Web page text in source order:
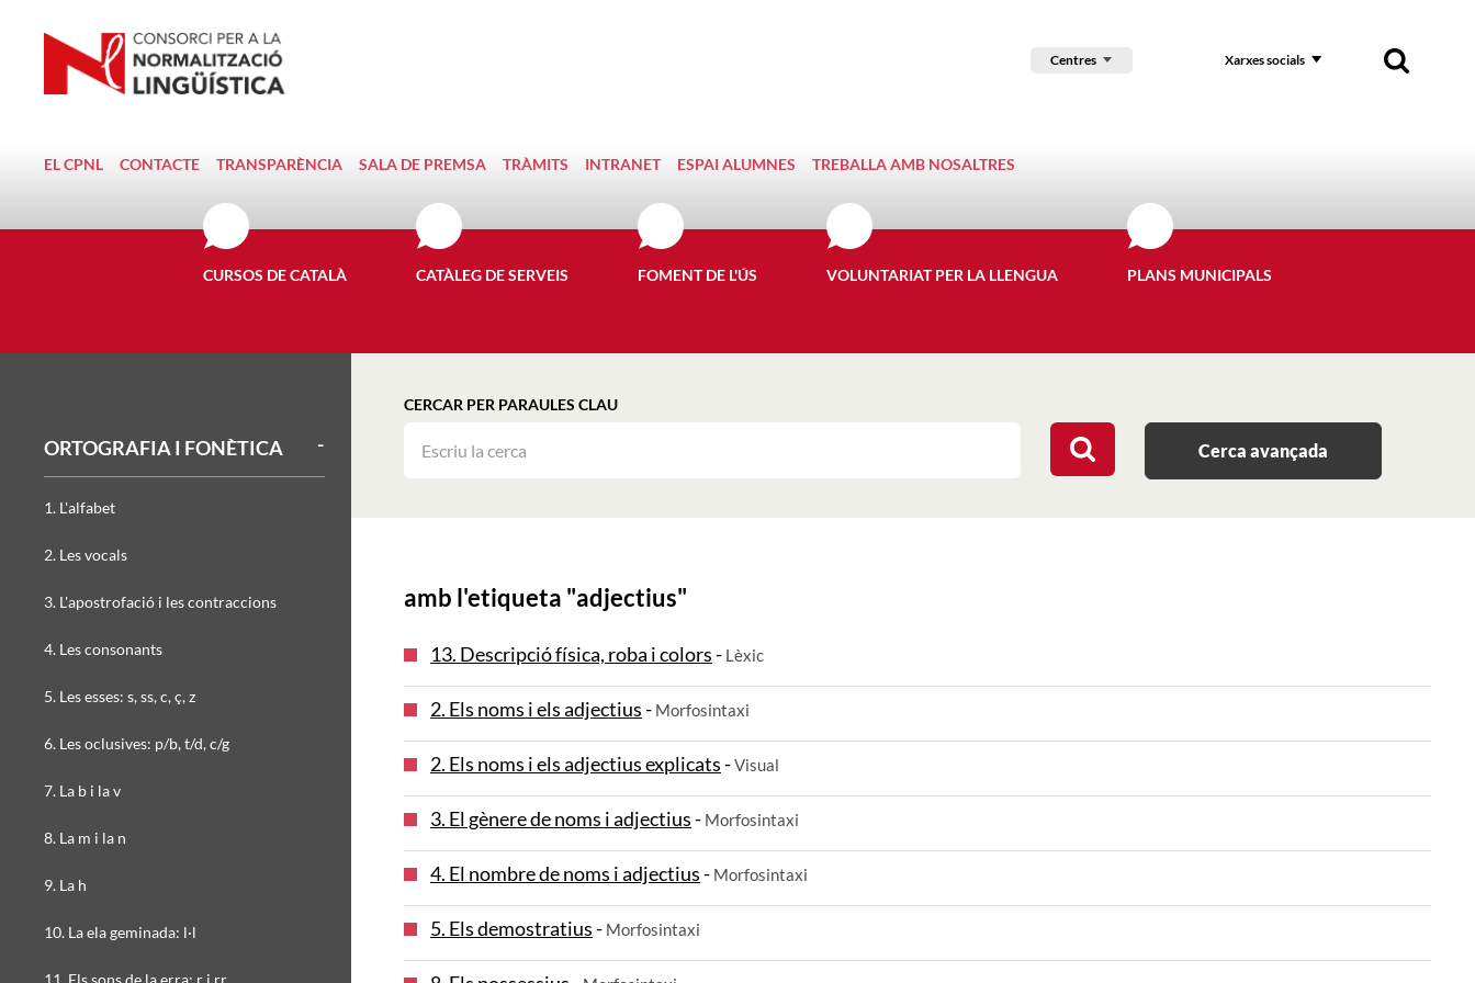
Centres Xarxes socials
EL CPNL CONTACTE TRANSPARÈNCIA SALA DE PREMSA TRÀMITS INTRANET ESPAI ALUMNES TREBALLA AMB NOSALTRES
CURSOS DE CATALÀ CATÀLEG DE SERVEIS FOMENT DE L'ÚS VOLUNTARIAT PER LA LLENGUA PLANS MUNICIPALS
CERCAR PER PARAULES CLAU
Cerca avançada
amb l'etiqueta "adjectius"
13. Descripció física, roba i colors- Lèxic
2. Els noms i els adjectius- Morfosintaxi
2. Els noms i els adjectius explicats-Visual
3. El gènere de noms i adjectius- Morfosintaxi
4. El nombre de noms i adjectius- Morfosintaxi
5. Els demostratius- Morfosintaxi
ORTOGRAFIA I FONÈTICA
1. L'alfabet
2. Les vocals
3. L'apostrofació i les contraccions
4. Les consonants
5. Les esses: s, ss, c, ç, z
6. Les oclusives: p/b, t/d, c/g
7. La b i la v
8. La m i la n
9. La h
10. La ela geminada: l·l
11. Els sons de la erra: r i rr